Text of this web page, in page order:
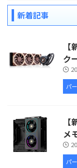
新着記事
ク
パ
メ
パ